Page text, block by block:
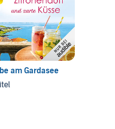
am Gardasee